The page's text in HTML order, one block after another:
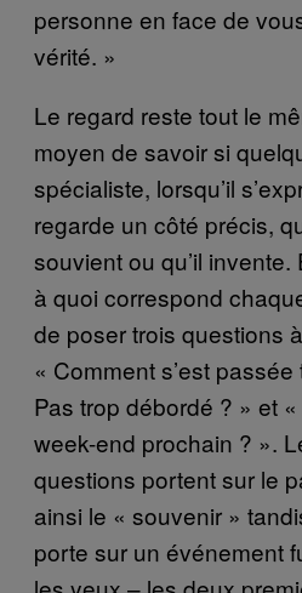
personne en face de
vérité. »
Le regard reste tout le
moyen de savoir si
spécialiste, lorsqu’il
regarde un côté précis,
souvient ou qu’il
à quoi correspond
de poser trois questions
« Comment s’est
Pas trop débordé ? » et
week-end prochain ? ».
questions portent sur le
ainsi le « souvenir »
porte sur un événement